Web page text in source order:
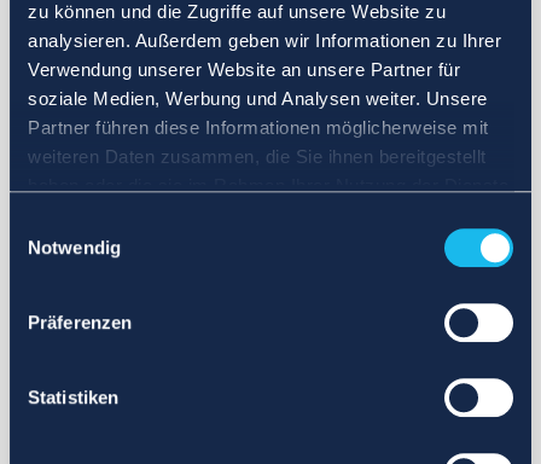
zu können und die Zugriffe auf unsere Website zu
analysieren. Außerdem geben wir Informationen zu Ihrer
Verwendung unserer Website an unsere Partner für
soziale Medien, Werbung und Analysen weiter. Unsere
Partner führen diese Informationen möglicherweise mit
weiteren Daten zusammen, die Sie ihnen bereitgestellt
Notwendig
Präferenzen
Statistiken